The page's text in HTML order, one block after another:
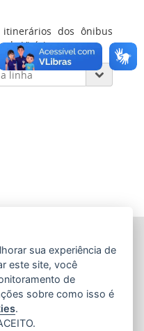
dos ônibus
Vitória.
COLETIVOS DE
DO ESPÍRITO SANTO
Hoffmann, 5º, 6º
Centro
/ ES
4500
sua experiência de
este site, você
de
sobre como isso é
.